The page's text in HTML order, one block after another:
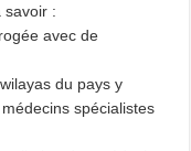
savoir :
avec de
du pays y
spécialistes